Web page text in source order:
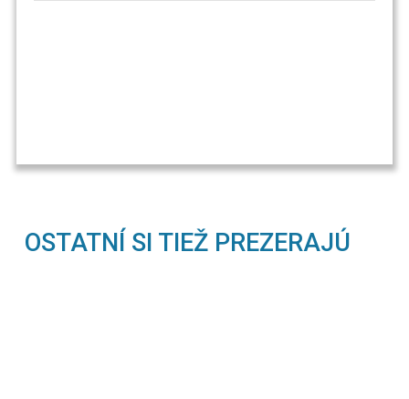
OSTATNÍ SI TIEŽ PREZERAJÚ